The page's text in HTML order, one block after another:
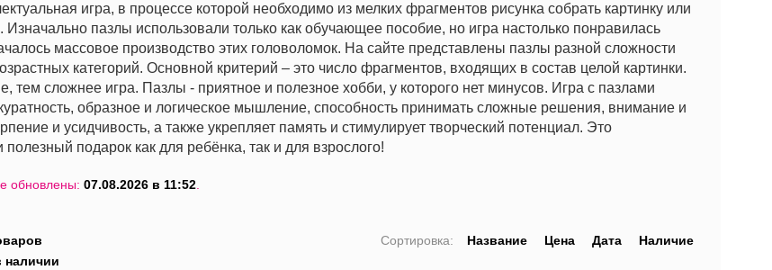
игра, в процессе которой необходимо из мелких фрагментов рисунка собрать картинку или
Изначально пазлы использовали только как обучающее пособие, но игра настолько понравилась
массовое производство этих головоломок. На сайте представлены пазлы разной сложности
категорий. Основной критерий – это число фрагментов, входящих в состав целой картинки.
тем сложнее игра. Пазлы - приятное и полезное хобби, у которого нет минусов. Игра с пазлами
образное и логическое мышление, способность принимать сложные решения, внимание и
и усидчивость, а также укрепляет память и стимулирует творческий потенциал. Это
полезный подарок как для ребёнка, так и для взрослого!
обновлены: 07.08.2026 в 11:52.
наличии
Сортировка: Название Цена Дата Наличие